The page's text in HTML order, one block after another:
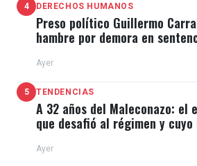
4 DERECHOS HUMANOS
Preso político Guillermo
hambre por demora en
Ayer
5 TENDENCIAS
A 32 años del Maleconazo: el
que desafió al régimen y
Ayer